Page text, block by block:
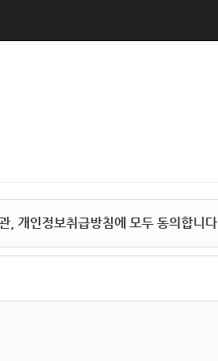
, 개인정보취급방침에 모두 동의합니다.